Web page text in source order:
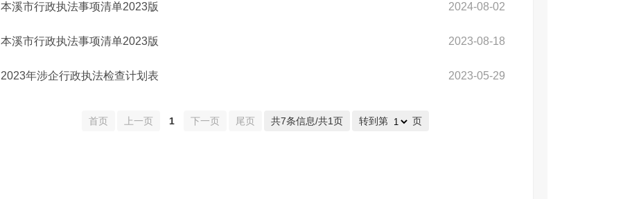
2024-08-02
本溪市行政执法事项清单2023版
2023-08-18
本溪市行政执法事项清单2023版
2023-05-29
2023年涉企行政执法检查计划表
首页 上一页 1 下一页 尾页 共7条信息/共1页 转到第 页